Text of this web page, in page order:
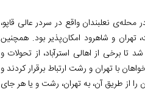
محله‌ی نعلبندان واقع در سردر عالی قاپو،
تهران و شاهرود امکان‌پذیر بود. همچنین
برخی از اهالی استرآباد، از تحولات و
با تهران و رشت ارتباط برقرار کردند و
را از طریق آن، به تهران، رشت و یا هر جای